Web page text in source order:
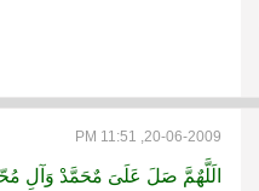
20-06-2009, 11:51 PM
الَلَّهٌمَّ صَلَ عَلَىَ مٌحَمَّدْ وَآلِ